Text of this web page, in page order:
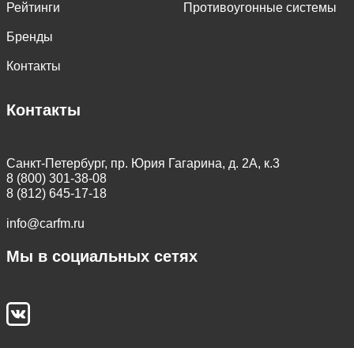
Рейтинги
Бренды
Контакты
Противоугонные системы
Контакты
Санкт-Петербург, пр. Юрия Гагарина, д. 2А, к.3
8 (800) 301-38-08
8 (812) 645-17-18
info@carfm.ru
Мы в социальных сетях